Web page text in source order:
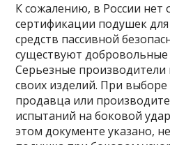
К сожалению, в России нет
сертификации подушек
средств пассивной
существуют
Серьезные
своих изделий. При выборе
продавца или
испытаний на боковой удар
этом документе указано,